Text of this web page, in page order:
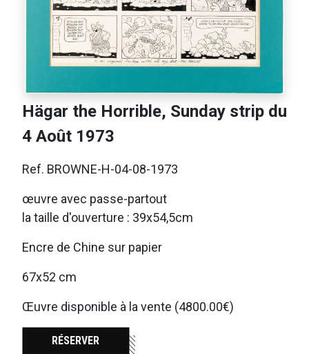
Hägar the Horrible, Sunday strip du
4 Août 1973
Ref. BROWNE-H-04-08-1973
œuvre avec passe-partout
la taille d'ouverture : 39x54,5cm
Encre de Chine sur papier
67x52 cm
Œuvre disponible à la vente (4800.00€)
RÉSERVER